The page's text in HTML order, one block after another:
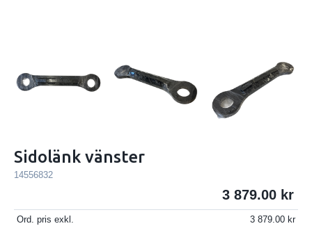
Sidolänk vänster
14556832
3 879.00
Ord. pris exkl.
3 879.00